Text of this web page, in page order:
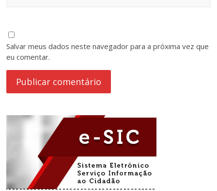
Salvar meus dados neste navegador para a próxima vez que
eu comentar.